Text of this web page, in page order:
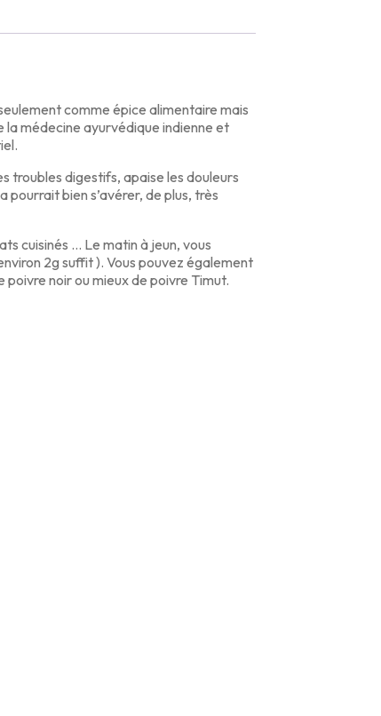
comme épice alimentaire mais
la médecine ayurvédique indienne et
troubles digestifs, apaise les douleurs
bien s’avérer, de plus, très
cuisinés … Le matin à jeun, vous
2g suffit ). Vous pouvez également
poivre noir ou mieux de poivre Timut.